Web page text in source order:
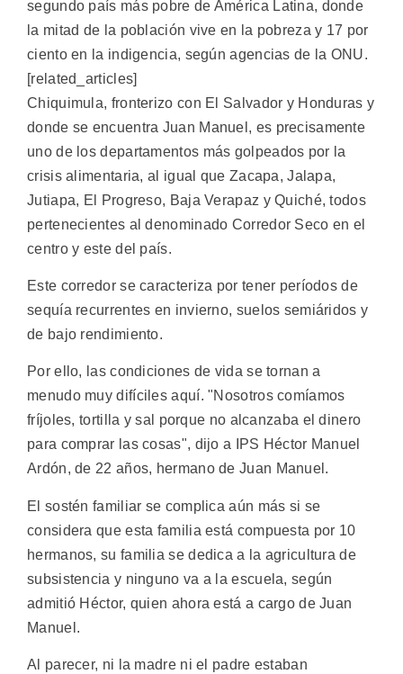
segundo país más pobre de América Latina, donde
la mitad de la población vive en la pobreza y 17 por
ciento en la indigencia, según agencias de la ONU.
[related_articles]
Chiquimula, fronterizo con El Salvador y Honduras y
donde se encuentra Juan Manuel, es precisamente
uno de los departamentos más golpeados por la
crisis alimentaria, al igual que Zacapa, Jalapa,
Jutiapa, El Progreso, Baja Verapaz y Quiché, todos
pertenecientes al denominado Corredor Seco en el
centro y este del país.
Este corredor se caracteriza por tener períodos de
sequía recurrentes en invierno, suelos semiáridos y
de bajo rendimiento.
Por ello, las condiciones de vida se tornan a
menudo muy difíciles aquí. "Nosotros comíamos
fríjoles, tortilla y sal porque no alcanzaba el dinero
para comprar las cosas", dijo a IPS Héctor Manuel
Ardón, de 22 años, hermano de Juan Manuel.
El sostén familiar se complica aún más si se
considera que esta familia está compuesta por 10
hermanos, su familia se dedica a la agricultura de
subsistencia y ninguno va a la escuela, según
admitió Héctor, quien ahora está a cargo de Juan
Manuel.
Al parecer, ni la madre ni el padre estaban